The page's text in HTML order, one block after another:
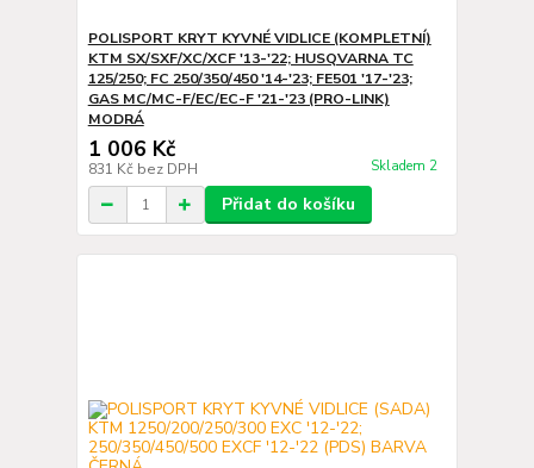
POLISPORT KRYT KYVNÉ VIDLICE (KOMPLETNÍ)
KTM SX/SXF/XC/XCF '13-'22; HUSQVARNA TC
125/250; FC 250/350/450 '14-'23; FE501 '17-'23;
GAS MC/MC-F/EC/EC-F '21-'23 (PRO-LINK)
MODRÁ
1 006 Kč
831 Kč bez DPH Skladem 2
Přidat do košíku